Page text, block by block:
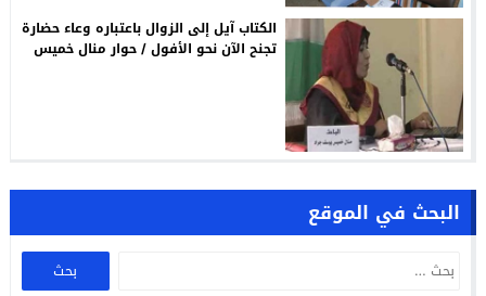
الكتاب آيل إلى الزوال باعتباره وعاء حضارة
تجنح الآن نحو الأفول / حوار منال خميس
البحث في الموقع